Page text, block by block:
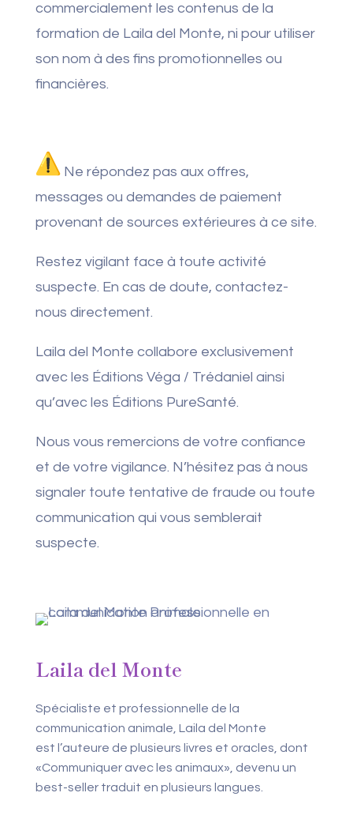
commercialement les contenus de la
formation de Laila del Monte, ni pour utiliser
son nom à des fins promotionnelles ou
financières.
Ne répondez pas aux offres,
messages ou demandes de paiement
provenant de sources extérieures à ce site.
Restez vigilant face à toute activité
suspecte. En cas de doute, contactez-
nous directement.
Laila del Monte collabore exclusivement
avec les Éditions Véga / Trédaniel ainsi
qu’avec les Éditions PureSanté.
Nous vous remercions de votre confiance
et de votre vigilance. N’hésitez pas à nous
signaler toute tentative de fraude ou toute
communication qui vous semblerait
suspecte.
Laila del Monte
Spécialiste et professionnelle de la
communication animale, Laila del Monte
est l’auteure de plusieurs livres et oracles, dont
«Communiquer avec les animaux», devenu un
best-seller traduit en plusieurs langues.